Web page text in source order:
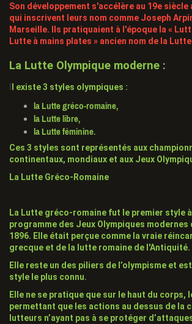
Son développement s'accélère au 19e
qui inscrivent leurs nom comme Joseph
Marseille. Ils pratiquaient à l'époque la «
Lutte à mains plates » ancien nom de la
La Lutte Olympique moderne :
Il existe 3 styles olympiques :
la Luttegréco-romaine,
la Luttelibre,
la Lutteféminine.
Ces 3 styles sont représentés aux
continentaux, mondiaux et aux Jeux
La Lutte Gréco-Romaine
La Lutte gréco-romaine fut le premier style
programme des Jeux Olympiques modernes
1896. Elle était perçue comme la vraie
grecque et de la lutte romaine de l'Antiquité.
Elle reste un des piliers de l’olympisme et
style le plus connu.
Elle ne se pratique que sur le haut du corps,
permettant que les actions au dessus de la
lutteurs n’ayant pas à se protéger